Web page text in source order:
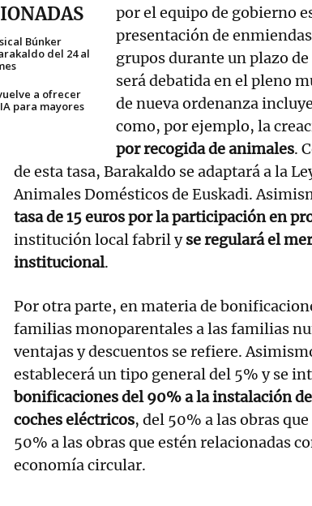
Búnker
del 24 al
a ofrecer
para mayores
por el equipo de gobierno
presentación de
grupos durante un plazo
será debatida en el pleno
de nueva ordenanza
como, por ejemplo, la
por recogida de animales.
de esta tasa, Barakaldo se adaptará a la
Animales Domésticos de Euskadi.
tasa de 15 euros por la participación en
institución local fabril yse regulará el
institucional.
Por otra parte, en materia de
familias monoparentales a las familias
ventajas y descuentos se refiere.
establecerá un tipo general del 5% y se
bonificaciones del 90% a la instalación
coches eléctricos, del 50% a las obras
50% a las obras que estén relacionadas
economía circular.